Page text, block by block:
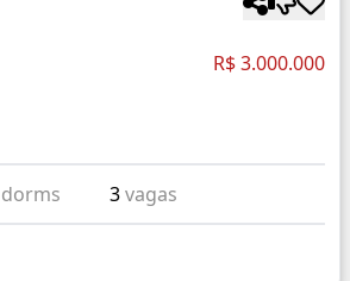
R$ 3.000.000
dorms 3vagas